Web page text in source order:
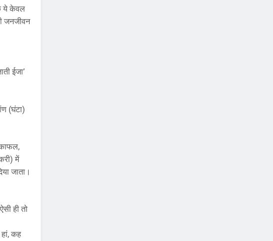
ये केवल
जनजीवन
ईजा’
(घंटा)
में
जाता।
ही तो
कह